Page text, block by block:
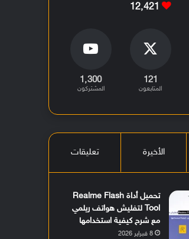
12٬421
121
المتابعون
1٬300
المشتركون
الأخيرة تعليقات
تحميل أداة Realme Flash
Tool لتفليش هواتف ريلمي
مع شرح كيفية استخدامها
8 فبراير 2026